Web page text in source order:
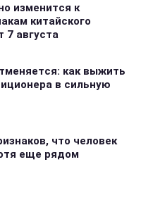
изменится к
китайского
7 августа
как выжить
в сильную
что человек
еще рядом